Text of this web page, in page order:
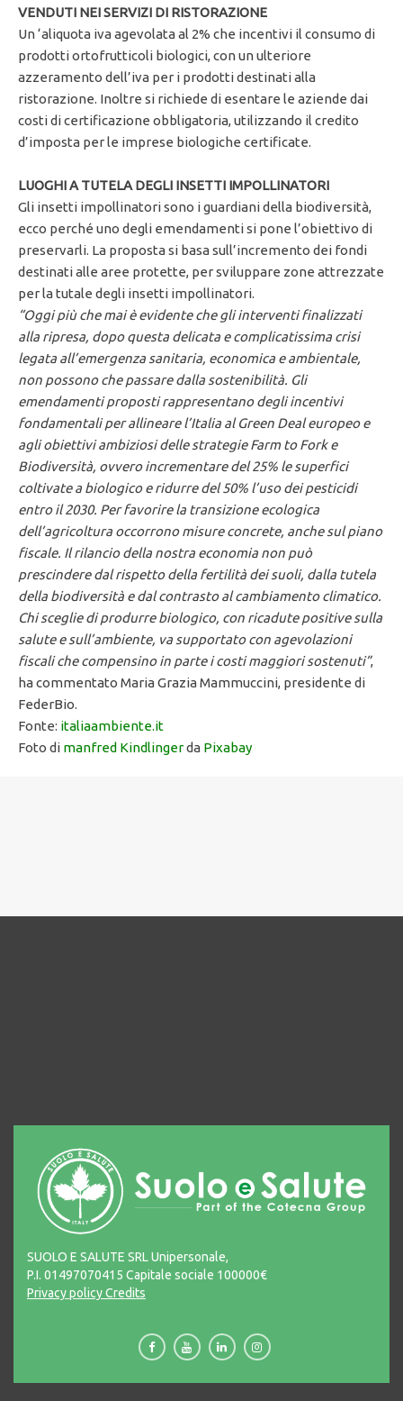
VENDUTI NEI SERVIZI DI RISTORAZIONE
Un ‘aliquota iva agevolata al 2% che incentivi il consumo di
prodotti ortofrutticoli biologici, con un ulteriore
azzeramento dell’iva per i prodotti destinati alla
ristorazione. Inoltre si richiede di esentare le aziende dai
costi di certificazione obbligatoria, utilizzando il credito
d’imposta per le imprese biologiche certificate.
LUOGHI A TUTELA DEGLI INSETTI IMPOLLINATORI
Gli insetti impollinatori sono i guardiani della biodiversità,
ecco perché uno degli emendamenti si pone l’obiettivo di
preservarli. La proposta si basa sull’incremento dei fondi
destinati alle aree protette, per sviluppare zone attrezzate
per la tutale degli insetti impollinatori.
“Oggi più che mai è evidente che gli interventi finalizzati
alla ripresa, dopo questa delicata e complicatissima crisi
legata all’emergenza sanitaria, economica e ambientale,
non possono che passare dalla sostenibilità. Gli
emendamenti proposti rappresentano degli incentivi
fondamentali per allineare l’Italia al Green Deal europeo e
agli obiettivi ambiziosi delle strategie Farm to Fork e
Biodiversità, ovvero incrementare del 25% le superfici
coltivate a biologico e ridurre del 50% l’uso dei pesticidi
entro il 2030. Per favorire la transizione ecologica
dell’agricoltura occorrono misure concrete, anche sul piano
fiscale. Il rilancio della nostra economia non può
prescindere dal rispetto della fertilità dei suoli, dalla tutela
della biodiversità e dal contrasto al cambiamento climatico.
Chi sceglie di produrre biologico, con ricadute positive sulla
salute e sull’ambiente, va supportato con agevolazioni
fiscali che compensino in parte i costi maggiori sostenuti”,
ha commentato Maria Grazia Mammuccini, presidente di
FederBio.
Fonte: italiaambiente.it
Foto di manfred Kindlingerda Pixabay
SUOLO E SALUTE SRL Unipersonale,
P.I. 01497070415 Capitale sociale 100000€
Privacy policyCredits